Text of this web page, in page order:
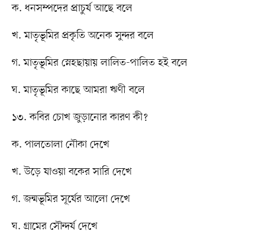
ক. ধনসম্পদের প্রাচুর্য আছে বলে
খ. মাতৃভূমির প্রকৃতি অনেক সুন্দর বলে
গ. মাতৃভূমির স্নেহছায়ায় লালিত-পালিত হই বলে
ঘ. মাতৃভূমির কাছে আমরা ঋণী বলে
১৩. কবির চোখ জুড়ানোর কারণ কী?
ক. পালতোলা নৌকা দেখে
খ. উড়ে যাওয়া বকের সারি দেখে
গ. জন্মভূমির সূর্যের আলো দেখে
ঘ. গ্রামের সৌন্দর্য দেখে